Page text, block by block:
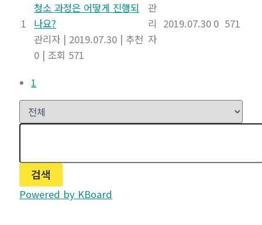
1
청소 과정은 어떻게 진행되
나요?
관리자 | 2019.07.30 | 추천
0 | 조회 571
관
리
자
2019.07.30 0 571
1
검색
Powered by KBoard